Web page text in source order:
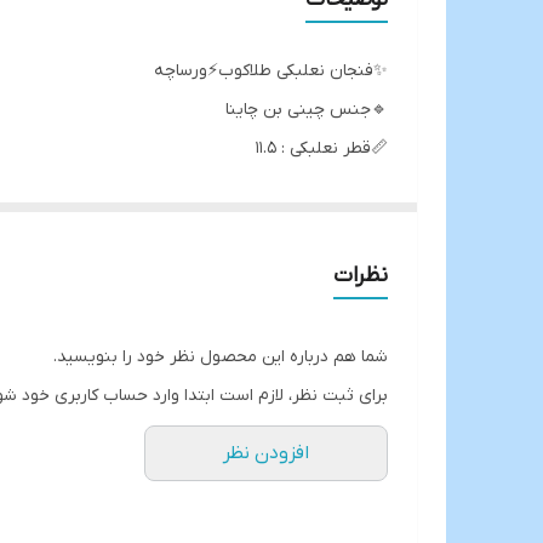
✨️فنجان نعلبکی طلاکوب⚡️ورساچه
🔹️جنس چینی بن چاینا
📏قطر نعلبکی : ۱۱.۵
💴قیمت پک ۶ عددی ۱۲ پارچه
ارسال از ابادان انبار دوم
نظرات
شما هم درباره این محصول نظر خود را بنویسید.
برای ثبت نظر، لازم است ابتدا وارد حساب کاربری خود
افزودن نظر